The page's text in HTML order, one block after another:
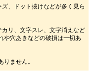
、ドット抜けなどが多く見ら
リ、文字スレ、文字消えなど
や穴あきなどの破損は一切あ
りません。